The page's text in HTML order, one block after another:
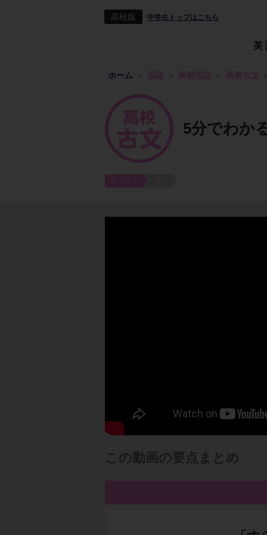
高校版 中学生トップはこちら
英
ホーム 国語 高校国語 高校古文
5分でわか
この動画の要点まとめ